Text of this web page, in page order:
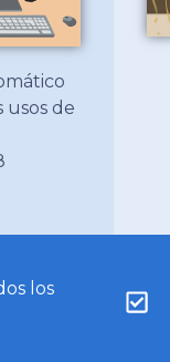
usos de
los